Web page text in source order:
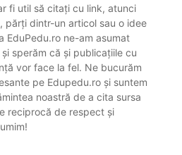
fi util să citați cu link, atunci
părți dintr-un articol sau o idee
EduPedu.ro ne-am asumat
sperăm că și publicațiile cu
vor face la fel. Ne bucurăm
pe Edupedu.ro și suntem
noastră de a cita sursa
reciprocă de respect și